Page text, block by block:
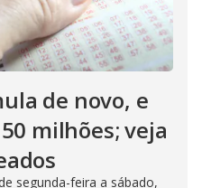
de novo, e
milhões; veja
segunda-feira a sábado,